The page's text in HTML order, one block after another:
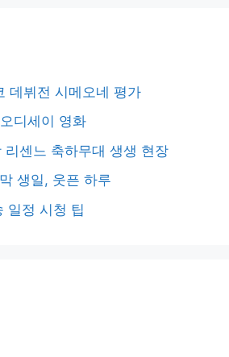
데뷔전 시메오네 평가
디세이 영화
리센느 축하무대 생생 현장
생일, 웃픈 하루
일정 시청 팁